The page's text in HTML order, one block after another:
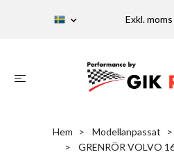
Exkl. moms
Hem Modellanpassat
GRENRÖR VOLVO